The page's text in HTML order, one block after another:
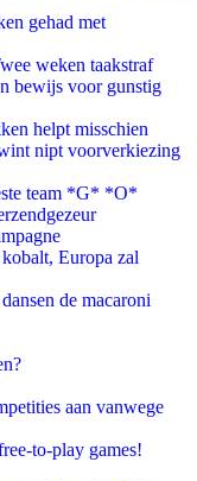
gehad met
weken taakstraf
bewijs voor gunstig
helpt misschien
nipt voorverkiezing
team *G* *O*
Europa zal
de macaroni
aan vanwege
to-play games!